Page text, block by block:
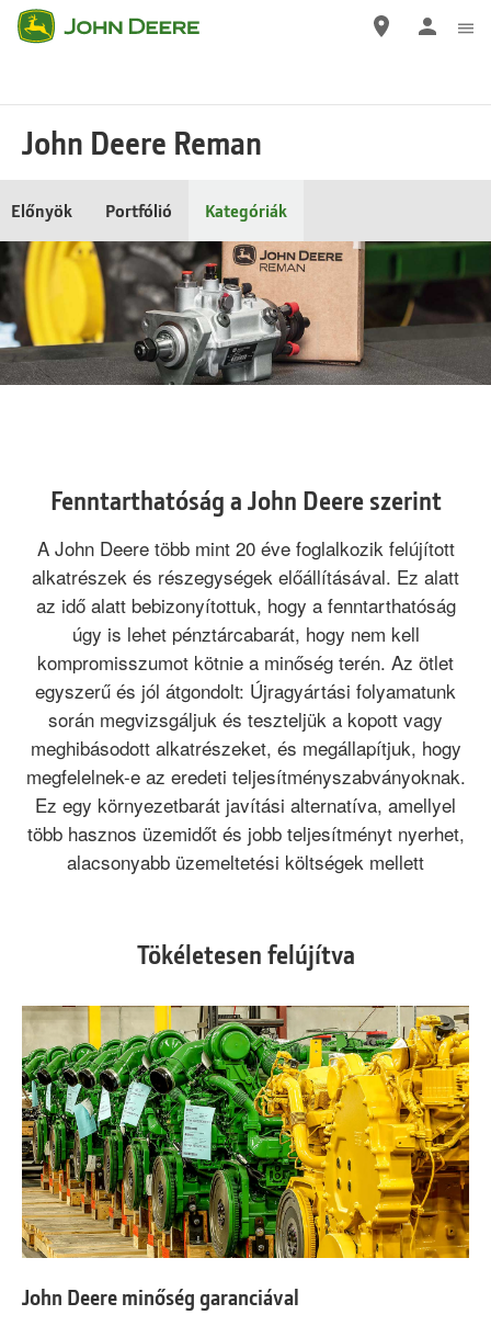
Ugrás
John Deere Reman
Előnyök Portfólió Kategóriák
Fenntarthatóság a John Deere szerint
A John Deere több mint 20 éve foglalkozik felújított
alkatrészek és részegységek előállításával. Ez alatt
az idő alatt bebizonyítottuk, hogy a fenntarthatóság
úgy is lehet pénztárcabarát, hogy nem kell
kompromisszumot kötnie a minőség terén. Az ötlet
egyszerű és jól átgondolt: Újragyártási folyamatunk
során megvizsgáljuk és teszteljük a kopott vagy
meghibásodott alkatrészeket, és megállapítjuk, hogy
megfelelnek-e az eredeti teljesítményszabványoknak.
Ez egy környezetbarát javítási alternatíva, amellyel
több hasznos üzemidőt és jobb teljesítményt nyerhet,
alacsonyabb üzemeltetési költségek mellett
Tökéletesen felújítva
John Deere minőség garanciával